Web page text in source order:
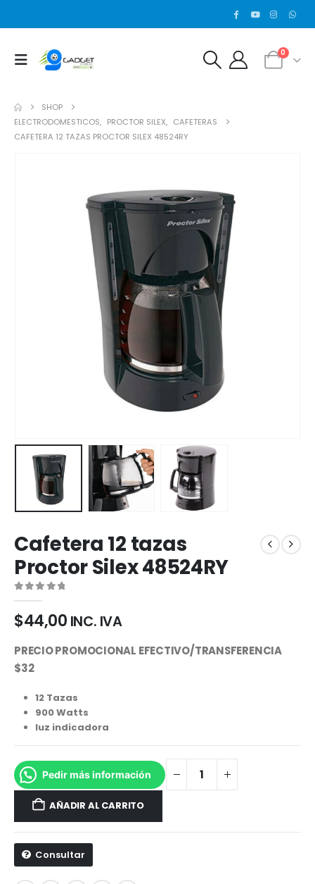
0
SHOP
ELECTRODOMESTICOS, PROCTOR SILEX, CAFETERAS
CAFETERA 12 TAZAS PROCTOR SILEX 48524RY
Cafetera 12 tazas
Proctor Silex 48524RY
0out of 5
$44,00 INC. IVA
PRECIO PROMOCIONAL EFECTIVO/TRANSFERENCIA
$32
12 Tazas
900 Watts
luz indicadora
Pedir más información
AÑADIR AL CARRITO
Consultar